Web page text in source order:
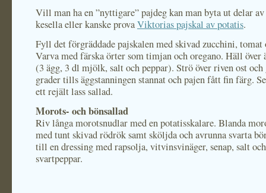
Vill man ha en ”nyttigare” pajdeg kan man byta ut delar
kesella eller kanske provaViktorias pajskal av potatis.
Fyll det förgräddade pajskalen med skivad zucchini,
Varva med färska örter som timjan och oregano. Häll över
(3 ägg, 3 dl mjölk, salt och peppar). Strö över riven ost och
grader tills äggstanningen stannat och pajen fått fin färg.
ett rejält lass sallad.
Morots- och bönsallad
Riv långa morotsnudlar med en potatisskalare. Blanda
med tunt skivad rödrök samt sköljda och avrunna svarta
till en dressing med rapsolja, vitvinsvinäger, senap, salt och
svartpeppar.